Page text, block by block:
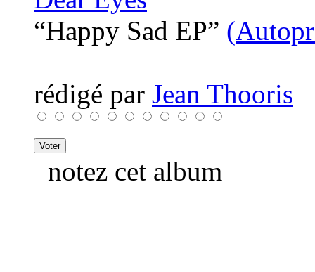
“Happy Sad EP”
rédigé par Jean Thooris
notez cet album